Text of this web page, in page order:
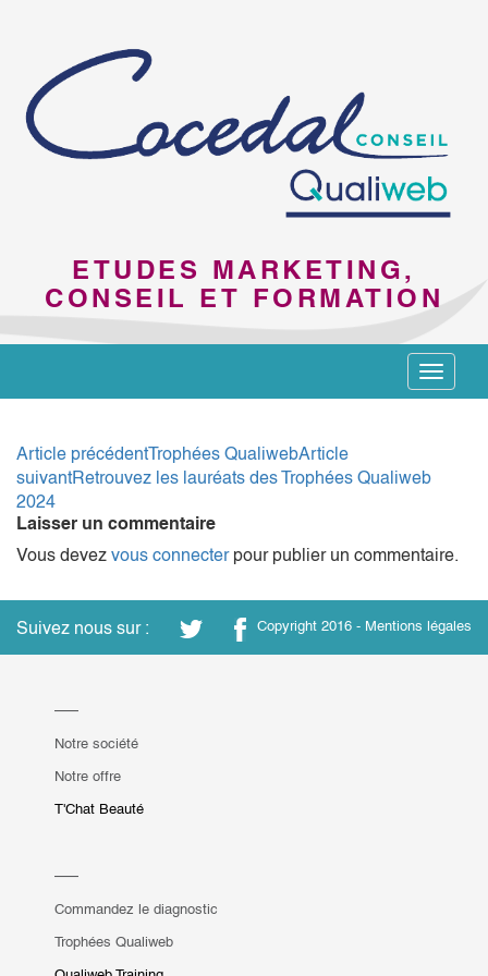
ETUDES MARKETING,
CONSEIL ET FORMATION
Toggle
Navigation
de
l’article
Article précédentTrophées QualiwebArticle
suivantRetrouvez les lauréats des Trophées Qualiweb
2024
Laisser un commentaire
Vous devez vous connecterpour publier un commentaire.
Suivez nous sur : Copyright 2016 - Mentions légales
Notre société
Notre offre
T'Chat Beauté
Commandez le diagnostic
Trophées Qualiweb